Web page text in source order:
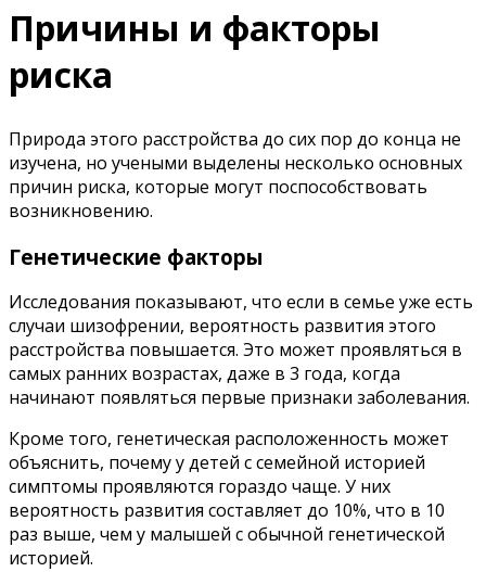
Причины и факторы
риска
Природа этого расстройства до сих пор до конца не
изучена, но учеными выделены несколько основных
причин риска, которые могут поспособствовать
возникновению.
Генетические факторы
Исследования показывают, что если в семье уже есть
случаи шизофрении, вероятность развития этого
расстройства повышается. Это может проявляться в
самых ранних возрастах, даже в 3 года, когда
начинают появляться первые признаки заболевания.
Кроме того, генетическая расположенность может
объяснить, почему у детей с семейной историей
симптомы проявляются гораздо чаще. У них
вероятность развития составляет до 10%, что в 10
раз выше, чем у малышей с обычной генетической
историей.